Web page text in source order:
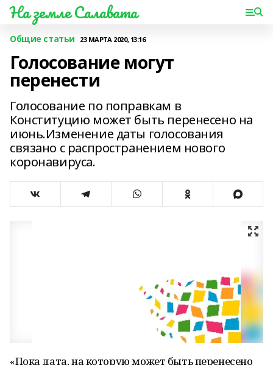
На земле Салавата
Общие статьи 23 МАРТА 2020, 13:16
Голосование могут
перенести
Голосование по поправкам в
Конституцию может быть перенесено на
июнь.Изменение даты голосования
связано с распространением нового
коронавируса.
«Пока дата, на которую может быть перенесено